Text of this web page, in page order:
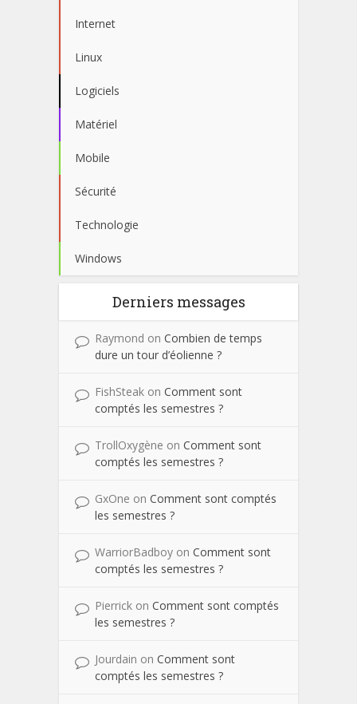
Internet
Linux
Logiciels
Matériel
Mobile
Sécurité
Technologie
Windows
Derniers messages
Raymond on Combien de temps
dure un tour d’éolienne ?
FishSteak on Comment sont
comptés les semestres ?
TrollOxygène on Comment sont
comptés les semestres ?
GxOne on Comment sont comptés
les semestres ?
WarriorBadboy on Comment sont
comptés les semestres ?
Pierrick on Comment sont comptés
les semestres ?
Jourdain on Comment sont
comptés les semestres ?